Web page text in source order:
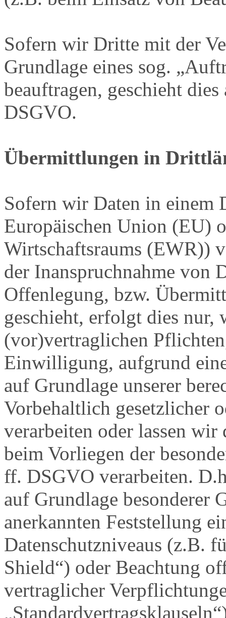
Sofern wir Dritte mit der
Grundlage eines sog.
beauftragen, geschieht
DSGVO.
Übermittlungen in
Sofern wir Daten in einem
Europäischen Union (EU)
Wirtschaftsraums (EWR))
der Inanspruchnahme von
Offenlegung, bzw.
geschieht, erfolgt dies nur,
(vor)vertraglichen
Einwilligung, aufgrund
auf Grundlage unserer
Vorbehaltlich gesetzlicher
verarbeiten oder lassen
beim Vorliegen der
ff. DSGVO verarbeiten.
auf Grundlage besonderer
anerkannten Feststellung
Datenschutzniveaus (z.B.
Shield“) oder Beachtung
vertraglicher